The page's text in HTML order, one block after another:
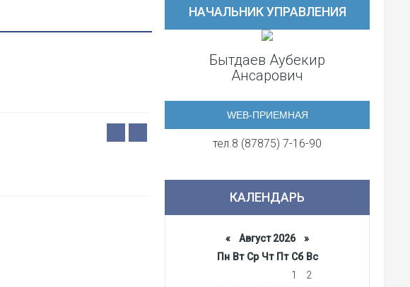
НАЧАЛЬНИК УПРАВЛЕНИЯ
Бытдаев Аубекир
Ансарович
WEB-ПРИЕМНАЯ
тел.8 (87875) 7-16-90
КАЛЕНДАРЬ
« Август 2026 »
Пн Вт Ср Чт Пт Сб Вс
1
2